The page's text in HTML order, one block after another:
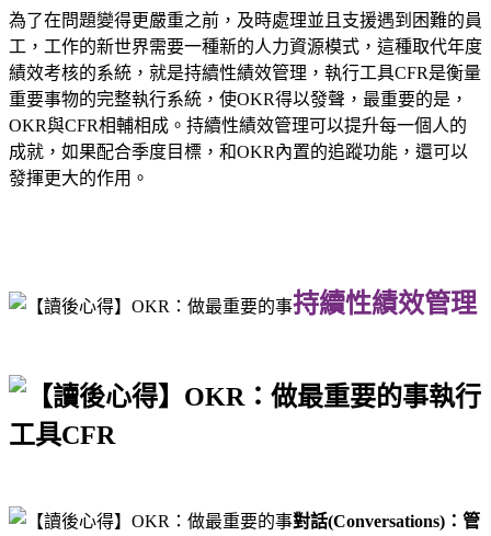
為了在問題變得更嚴重之前，及時處理並且支援遇到困難的員
工，工作的新世界需要一種新的人力資源模式，這種取代年度
績效考核的系統，就是持續性績效管理，執行工具CFR是衡量
重要事物的完整執行系統，使OKR得以發聲，最重要的是，
OKR與CFR相輔相成。持續性績效管理可以提升每一個人的
成就，如果配合季度目標，和OKR內置的追蹤功能，還可以
發揮更大的作用。
持續性績效管理
執行
工具CFR
對話(Conversations)：管